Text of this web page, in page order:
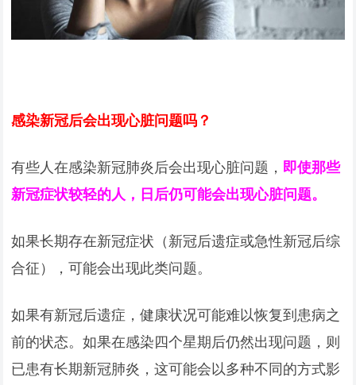
感染新冠后会出现心脏问题吗？
有些人在感染新冠肺炎后会出现心脏问题， 即使那些
新冠症状较轻的人，日后仍可能会出现心脏问题。
如果长期存在新冠症状（新冠后遗症或急性新冠后综
合征），可能会出现此类问题。
如果有新冠后遗症，健康状况可能难以恢复到患病之
前的状态。如果在感染四个星期后仍然出现问题，则
已患有长期新冠肺炎，这可能会以多种不同的方式影